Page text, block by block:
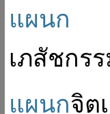
แผนก
เภสัชกร
แผนกจิต